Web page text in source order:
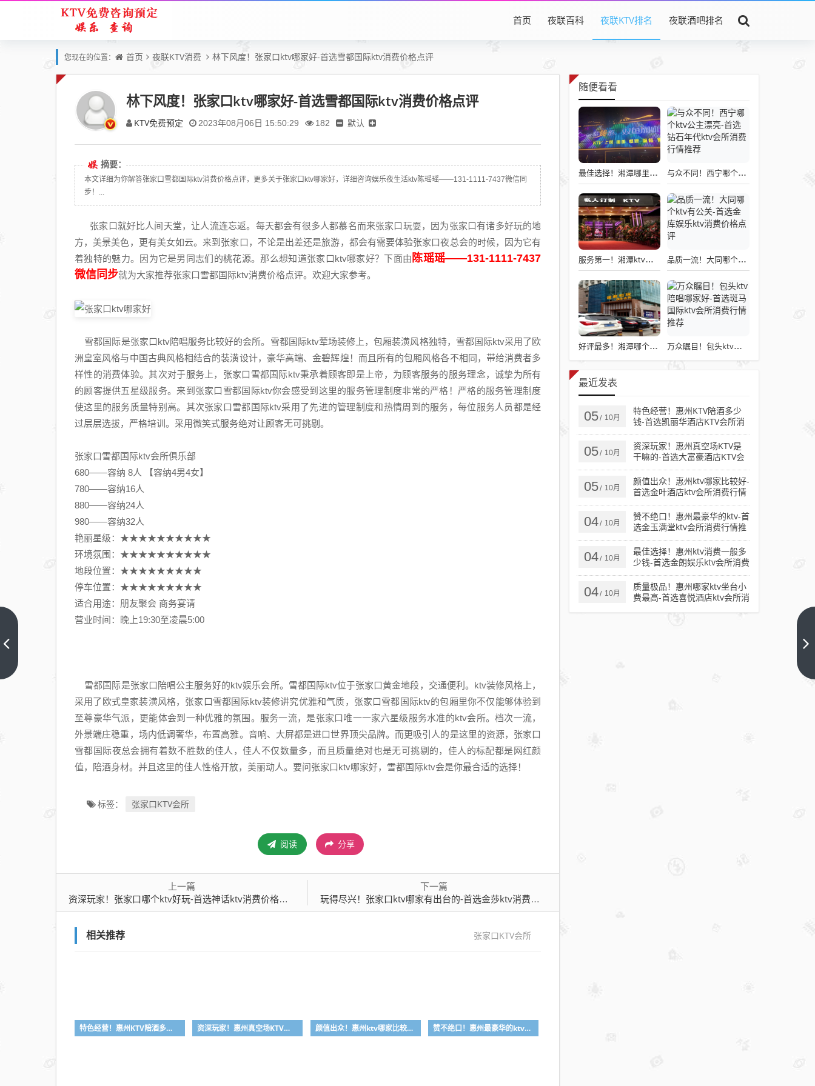
首页 夜联百科 夜联KTV排名 夜联酒吧排名
您现在的位置： 首页 夜联KTV消费 林下风度！张家口ktv哪家好-首选雪都国际ktv消费价格点评
林下风度！张家口ktv哪家好-首选雪都国际ktv消费价格点评
KTV免费预定 2023年08月06日 15:50:29 182 默认
摘要：
本文详细为你解答张家口雪都国际ktv消费价格点评，更多关于张家口ktv哪家好，详细咨询娱乐夜生活ktv陈瑶瑶——131-1111-7437微信同
步！...
张家口就好比人间天堂，让人流连忘返。每天都会有很多人都慕名而来张家口玩耍，因为张家口有诸多好玩的地
方，美景美色，更有美女如云。来到张家口，不论是出差还是旅游，都会有需要体验张家口夜总会的时候，因为它有
着独特的魅力。因为它是男同志们的桃花源。那么想知道张家口ktv哪家好？下面由 陈瑶瑶——131-1111-7437
微信同步就为大家推荐张家口雪都国际ktv消费价格点评。欢迎大家参考。
雪都国际是张家口ktv陪唱服务比较好的会所。雪都国际ktv荤场装修上，包厢装潢风格独特，雪都国际ktv采用了欧
洲皇室风格与中国古典风格相结合的装潢设计，豪华高端、金碧辉煌！而且所有的包厢风格各不相同，带给消费者多
样性的消费体验。其次对于服务上，张家口雪都国际ktv秉承着顾客即是上帝，为顾客服务的服务理念，诚挚为所有
的顾客提供五星级服务。来到张家口雪都国际ktv你会感受到这里的服务管理制度非常的严格！严格的服务管理制度
使这里的服务质量特别高。其次张家口雪都国际ktv采用了先进的管理制度和热情周到的服务，每位服务人员都是经
过层层选拔，严格培训。采用微笑式服务绝对让顾客无可挑剔。
张家口雪都国际ktv会所俱乐部
680——容纳 8人 【容纳4男4女】
780——容纳16人
880——容纳24人
980——容纳32人
艳丽星级‌‌：★★★★★★★★★★
环境氛围：★★★★★★★★★★
地段位置：★★★★★★★★★
停车位置：★★★★★★★★★
适合用途：朋友聚会 商务宴请
营业时间：晚上19:30至凌晨5:00
雪都国际是张家口陪唱公主服务好的ktv娱乐会所。雪都国际ktv位于张家口黄金地段，交通便利。ktv装修风格上，
采用了欧式皇家装潢风格，张家口雪都国际ktv装修讲究优雅和气质，张家口雪都国际ktv的包厢里你不仅能够体验到
至尊豪华气派，更能体会到一种优雅的氛围。服务一流，是张家口唯一一家六星级服务水准的ktv会所。档次一流，
外景端庄稳重，场内低调奢华，布置高雅。音响、大屏都是进口世界顶尖品牌。而更吸引人的是这里的资源，张家口
雪都国际夜总会拥有着数不胜数的佳人，佳人不仅数量多，而且质量绝对也是无可挑剔的，佳人的标配都是网红颜
值，陪酒身材。并且这里的佳人性格开放，美丽动人。要问张家口ktv哪家好，雪都国际ktv会是你最合适的选择！
标签： 张家口KTV会所
阅读 分享
上一篇
资深玩家！张家口哪个ktv好玩-首选神话ktv消费价格点评
下一篇
玩得尽兴！张家口ktv哪家有出台的-首选金莎ktv消费价格点评
相关推荐 张家口KTV会所
特色经营！惠州KTV陪酒多少钱-首选凯丽华酒店KTV会所消费行情推荐 资深玩家！惠州真空场KTV是干嘛的-首选大富豪酒店KTV会所消费行情推荐 颜值出众！惠州ktv哪家比较好-首选金叶酒店ktv会所消费行情推荐 赞不绝口！惠州最豪华的ktv-首选金玉满堂ktv会所消费行情推荐
随便看看
最佳选择！湘潭哪里好玩的娱乐会所-必看金钻钱柜ktv消费价格点评 与众不同！西宁哪个ktv公主漂亮-首选钻石年代ktv会所消费行情推荐
服务第一！湘潭ktv出台多少钱-必看私人订制ktv消费价格点评 品质一流！大同哪个ktv有公关-首选金库娱乐ktv消费价格点评
好评最多！湘潭哪个KTV玩的开-必看潇湘明珠KTV消费价格点评 万众瞩目！包头ktv陪唱哪家好-首选斑马国际ktv会所消费行情推荐
最近发表
05/ 10月
特色经营！惠州KTV陪酒多少
钱-首选凯丽华酒店KTV会所消
费行情推荐
05/ 10月
资深玩家！惠州真空场KTV是
干嘛的-首选大富豪酒店KTV会
所消费行情推荐
05/ 10月
颜值出众！惠州ktv哪家比较好-
首选金叶酒店ktv会所消费行情
推荐
04/ 10月
赞不绝口！惠州最豪华的ktv-首
选金玉满堂ktv会所消费行情推
荐
04/ 10月
最佳选择！惠州ktv消费一般多
少钱-首选金朗娱乐ktv会所消费
行情推荐
04/ 10月
质量极品！惠州哪家ktv坐台小
费最高-首选喜悦酒店ktv会所消